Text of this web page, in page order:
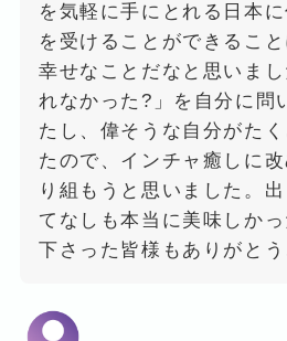
を気軽に手にとれる日本
を受けることができること
幸せなことだなと思いま
れなかった?」を自分に問
たし、偉そうな自分がた
たので、インチャ癒しに
り組もうと思いました。
てなしも本当に美味しか
下さった皆様もありがと